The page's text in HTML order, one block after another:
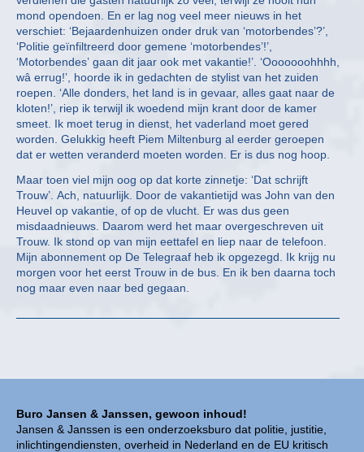
Buro Jansen & Janssen, gewoon inhoud!
Jansen & Janssen is een onderzoeksburo dat politie, justitie,
inlichtingendiensten, overheid in Nederland en de EU kritisch
mond opendoen. En er lag nog veel meer nieuws in het
verschiet: ‘Bejaardenhuizen onder druk van ‘motorbendes’?’,
‘Politie geïnfiltreerd door gemene ‘motorbendes’!’,
‘Motorbendes’ gaan dit jaar ook met vakantie!’. ‘Ooooooohhhh,
wâ errug!’, hoorde ik in gedachten de stylist van het zuiden
roepen. ‘Alle donders, het land is in gevaar, alles gaat naar de
kloten!’, riep ik terwijl ik woedend mijn krant door de kamer
smeet. Ik moet terug in dienst, het vaderland moet gered
worden. Gelukkig heeft Piem Miltenburg al eerder geroepen
dat er wetten veranderd moeten worden. Er is dus nog hoop.
Maar toen viel mijn oog op dat korte zinnetje: ‘Dat schrijft
Trouw’. Ach, natuurlijk. Door de vakantietijd was John van den
Heuvel op vakantie, of op de vlucht. Er was dus geen
misdaadnieuws. Daarom werd het maar overgeschreven uit
Trouw. Ik stond op van mijn eettafel en liep naar de telefoon.
Mijn abonnement op De Telegraaf heb ik opgezegd. Ik krijg nu
morgen voor het eerst Trouw in de bus. En ik ben daarna toch
nog maar even naar bed gegaan.